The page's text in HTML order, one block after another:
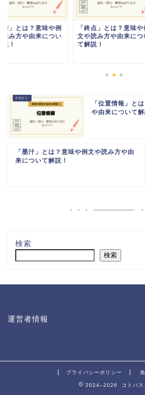
磨」とは？意味や例
読み方や由来につい
！
「終点」とは？意味や
文や読み方や由来につ
て解説！
「位置情報」と
や由来について解
「墨汁」とは？意味や例文や読み方や由
来について解説！
検索
検索
運営者情報
プライバシーポリシー
2024–2026 コトバス